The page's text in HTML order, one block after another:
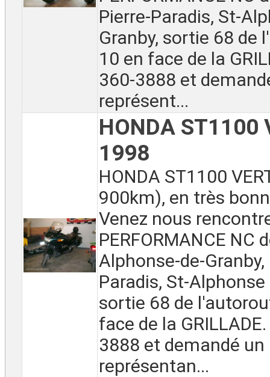
Pierre-Paradis, St-
Granby, sortie 68 de
10 en face de la
360-3888 et
représent...
HONDA ST1100
1998
HONDA ST1100
900km), en très
Venez nous
PERFORMANCE NC
Alphonse-de-
Paradis, St-Alphonse
sortie 68 de
face de la
3888 et demandé un
représentan...